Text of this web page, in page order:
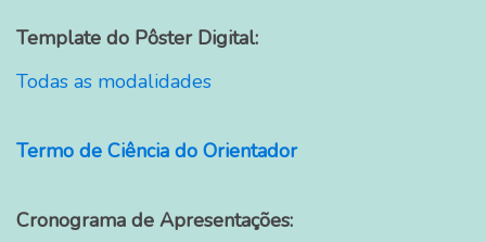
Template do Pôster Digital:
Todas as modalidades
Termo de Ciência do Orientador
Cronograma de Apresentações: